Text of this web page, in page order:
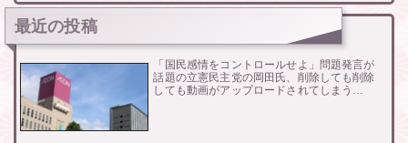
最近の投稿
「国民感情をコントロールせよ」問題発言が
話題の立憲民主党の岡田氏、削除しても削除
しても動画がアップロードされてしまう…